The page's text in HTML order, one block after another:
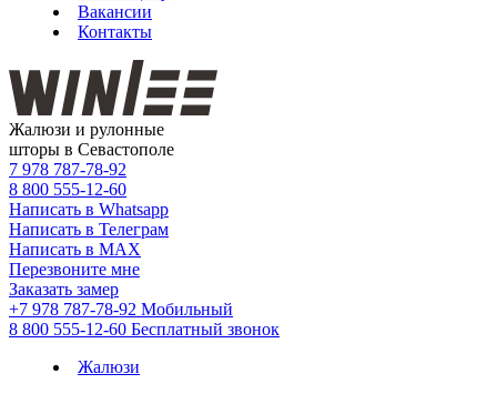
Вакансии
Контакты
Жалюзи и рулонные
шторы в Севастополе
7 978 787-78-92
8 800 555-12-60
Написать в Whatsapp
Написать в Телеграм
Написать в MAX
Перезвоните мне
Заказать замер
+7 978 787-78-92 Мобильный
8 800 555-12-60 Бесплатный звонок
Жалюзи